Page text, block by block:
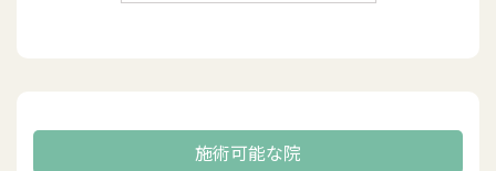
施術可能な院